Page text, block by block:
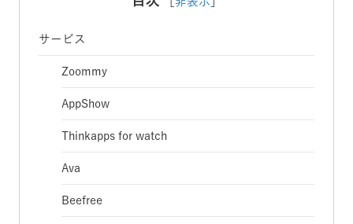
サービス
Zoommy
AppShow
Thinkapps for watch
Ava
Beefree